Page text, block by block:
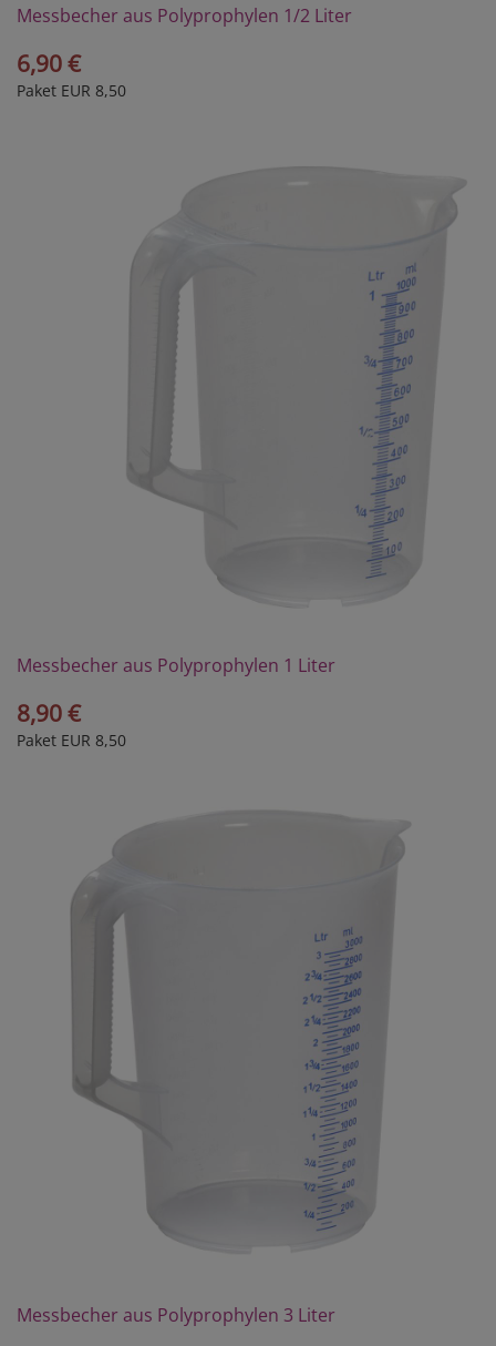
Messbecher aus Polyprophylen 1/2 Liter
6,90 €
Paket EUR 8,50
Messbecher aus Polyprophylen 1 Liter
8,90 €
Paket EUR 8,50
Messbecher aus Polyprophylen 3 Liter